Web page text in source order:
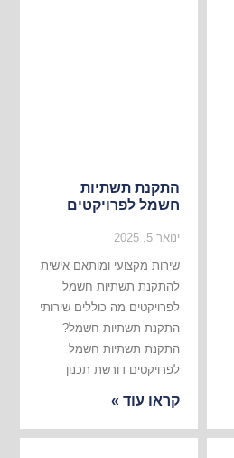
התקנת תשתיות
חשמל לפרויקטים
ינואר 5, 2025
שירות מקצועי ומותאם אישית
להתקנת תשתיות חשמל
לפרויקטים מה כוללים שירותי
התקנת תשתיות חשמל?
התקנת תשתיות חשמל
לפרויקטים דורשת תכנון
קראו עוד »